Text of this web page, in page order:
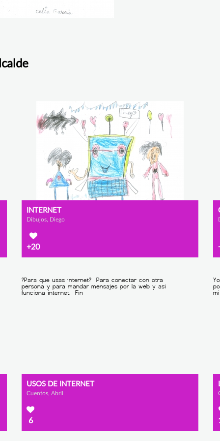
INTERNET
Dibujos, Diego
+20
USOS DE INTERNET
Cuentos, Abril
6